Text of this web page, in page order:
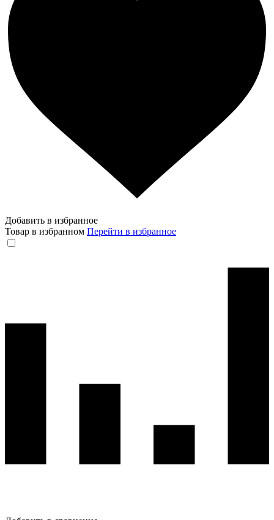
Добавить в избранное
Товар в избранном Перейти в избранное